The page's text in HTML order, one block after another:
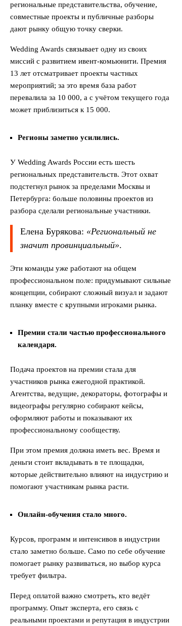
региональные представительства, обучение,
совместные проекты и публичные разборы
дают рынку общую точку сверки.
Wedding Awards связывает одну из своих
миссий с развитием ивент-комьюнити. Премия
13 лет отсматривает проекты частных
мероприятий; за это время база работ
перевалила за 10 000, а с учётом текущего года
может приблизиться к 15 000.
Регионы заметно усилились.
У Wedding Awards России есть шесть
региональных представительств. Этот охват
подстегнул рынок за пределами Москвы и
Петербурга: больше половины проектов из
разбора сделали региональные участники.
Елена Бурякова: «Региональный не
значит провинциальный».
Эти команды уже работают на общем
профессиональном поле: придумывают сильные
концепции, собирают сложный визуал и задают
планку вместе с крупными игроками рынка.
Премии стали частью профессионального
календаря.
Подача проектов на премии стала для
участников рынка ежегодной практикой.
Агентства, ведущие, декораторы, фотографы и
видеографы регулярно собирают кейсы,
оформляют работы и показывают их
профессиональному сообществу.
При этом премия должна иметь вес. Время и
деньги стоит вкладывать в те площадки,
которые действительно влияют на индустрию и
помогают участникам рынка расти.
Онлайн-обучения стало много.
Курсов, программ и интенсивов в индустрии
стало заметно больше. Само по себе обучение
помогает рынку развиваться, но выбор курса
требует фильтра.
Перед оплатой важно смотреть, кто ведёт
программу. Опыт эксперта, его связь с
реальными проектами и репутация в индустрии